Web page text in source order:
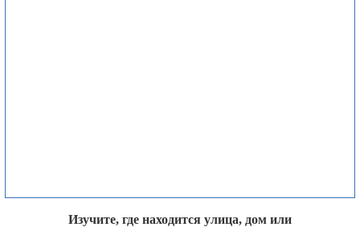
Изучите, где находится улица, дом или